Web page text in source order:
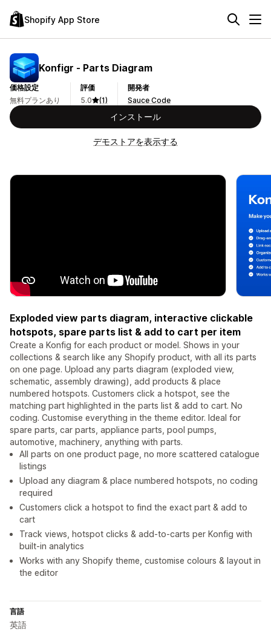
Shopify App Store
Konfigr ‑ Parts Diagram
価格設定
無料プランあり
評価
5.0
(1)
開発者
Sauce Code
インストール
デモストアを表示する
Exploded view parts diagram, interactive clickable
hotspots, spare parts list & add to cart per item
Create a Konfig for each product or model. Shows in your
collections & search like any Shopify product, with all its parts
on one page. Upload any parts diagram (exploded view,
schematic, assembly drawing), add products & place
numbered hotspots. Customers click a hotspot, see the
matching part highlighted in the parts list & add to cart. No
coding. Customise everything in the theme editor. Ideal for
spare parts, car parts, appliance parts, pool pumps,
automotive, machinery, anything with parts.
All parts on one product page, no more scattered catalogue
listings
Upload any diagram & place numbered hotspots, no coding
required
Customers click a hotspot to find the exact part & add to
cart
Track views, hotspot clicks & add-to-carts per Konfig with
built-in analytics
Works with any Shopify theme, customise colours & layout in
the editor
言語
英語